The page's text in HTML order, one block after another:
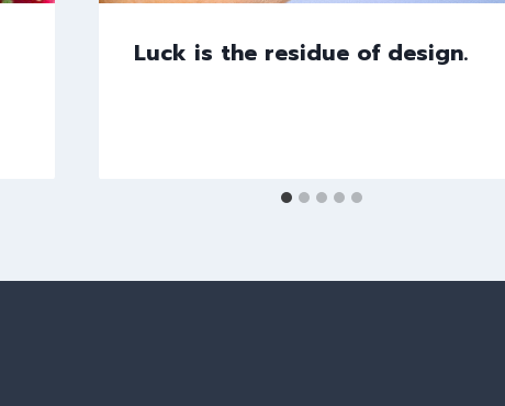
Luck is the residue of design.